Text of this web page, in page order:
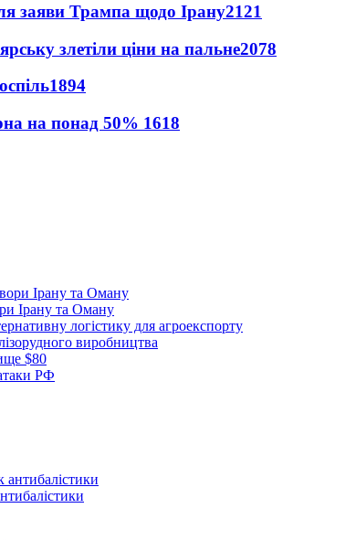
заяви Трампа щодо Ірану2121
злетіли ціни на пальне2078
1894
на понад 50% 1618
Ірану та Оману
логістику для агроекспорту
виробництва
$80
РФ